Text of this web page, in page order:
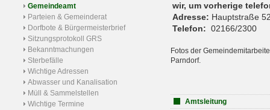
Gemeindeamt
Parteien & Gemeinderat
Dorfbote & Bürgermeisterbrief
Sitzungsprotokoll GRS
Bekanntmachungen
Sterbefälle
Wichtige Adressen
Abwasser und Kanalisation
Müll & Sammelstellen
Wichtige Termine
wir, um vorherige
Adresse: Hauptstraße
Telefon: 02166/2300
Fotos der
Parndorf.
Amtsleitung